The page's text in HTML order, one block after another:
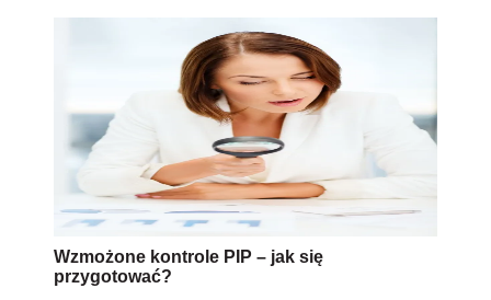
Wzmożone kontrole PIP – jak się
przygotować?